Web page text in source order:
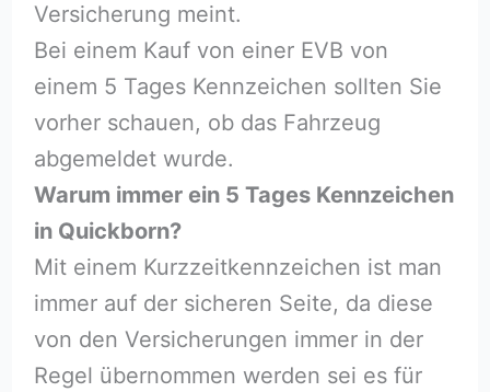
Versicherung meint.
Bei einem Kauf von einer EVB von
einem 5 Tages Kennzeichen sollten Sie
vorher schauen, ob das Fahrzeug
abgemeldet wurde.
Warum immer ein 5 Tages Kennzeichen
in Quickborn?
Mit einem Kurzzeitkennzeichen ist man
immer auf der sicheren Seite, da diese
von den Versicherungen immer in der
Regel übernommen werden sei es für